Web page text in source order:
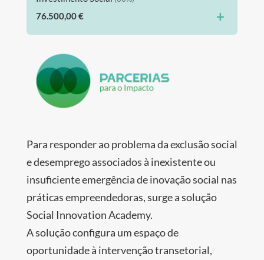
76.500,00 € +
Para responder ao problema da exclusão social
e desemprego associados à inexistente ou
insuficiente emergência de inovação social nas
práticas empreendedoras, surge a solução
Social Innovation Academy.
A solução configura um espaço de
oportunidade à intervenção transetorial,